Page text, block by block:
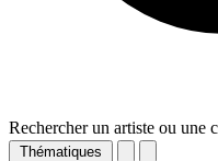
Rechercher un artiste ou une
Thématiques